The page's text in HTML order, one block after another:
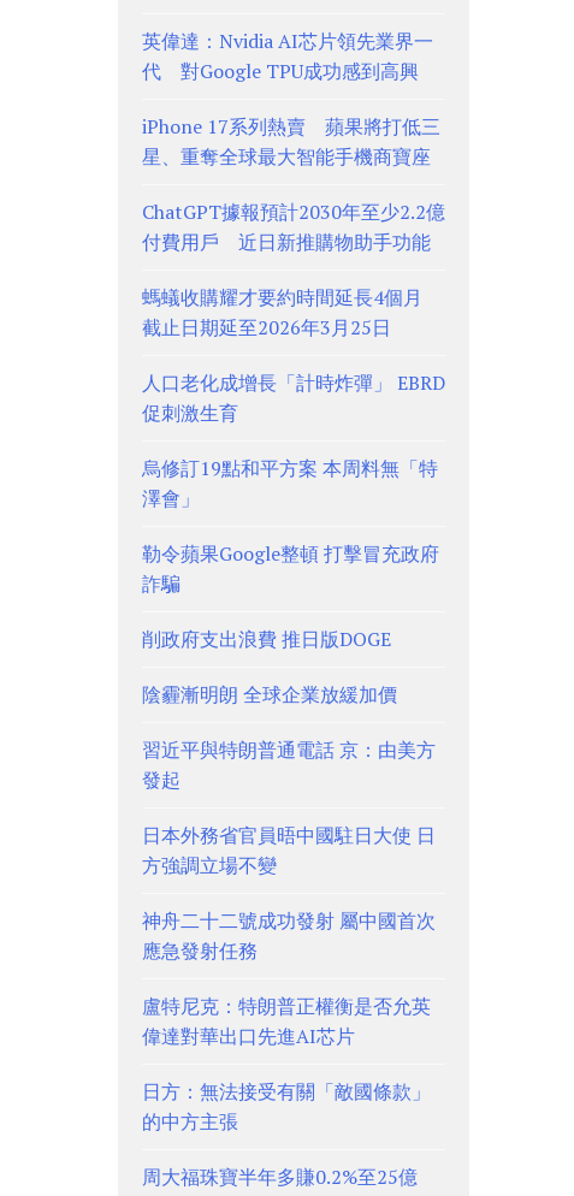
英偉達：Nvidia AI芯片領先業界一
代 對Google TPU成功感到高興
iPhone 17系列熱賣 蘋果將打低三
星、重奪全球最大智能手機商寶座
ChatGPT據報預計2030年至少2.2億
付費用戶 近日新推購物助手功能
螞蟻收購耀才要約時間延長4個月
截止日期延至2026年3月25日
人口老化成增長「計時炸彈」 EBRD
促刺激生育
烏修訂19點和平方案 本周料無「特
澤會」
勒令蘋果Google整頓 打擊冒充政府
詐騙
削政府支出浪費 推日版DOGE
陰霾漸明朗 全球企業放緩加價
習近平與特朗普通電話 京：由美方
發起
日本外務省官員晤中國駐日大使 日
方強調立場不變
神舟二十二號成功發射 屬中國首次
應急發射任務
盧特尼克：特朗普正權衡是否允英
偉達對華出口先進AI芯片
日方：無法接受有關「敵國條款」
的中方主張
周大福珠寶半年多賺0.2%至25億